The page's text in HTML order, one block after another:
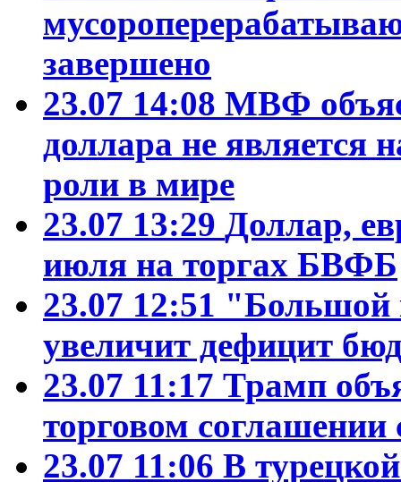
завершено
23.07 14:08 МВФ
доллара не является
роли в мире
23.07 13:29 Доллар,
июля на торгах БВФБ
23.07 12:51 "Большой
увеличит дефицит
23.07 11:17 Трамп
торговом соглашении
23.07 11:06 В